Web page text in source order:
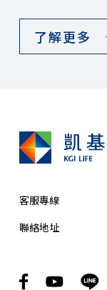
了解更多
客服專線
聯絡地址